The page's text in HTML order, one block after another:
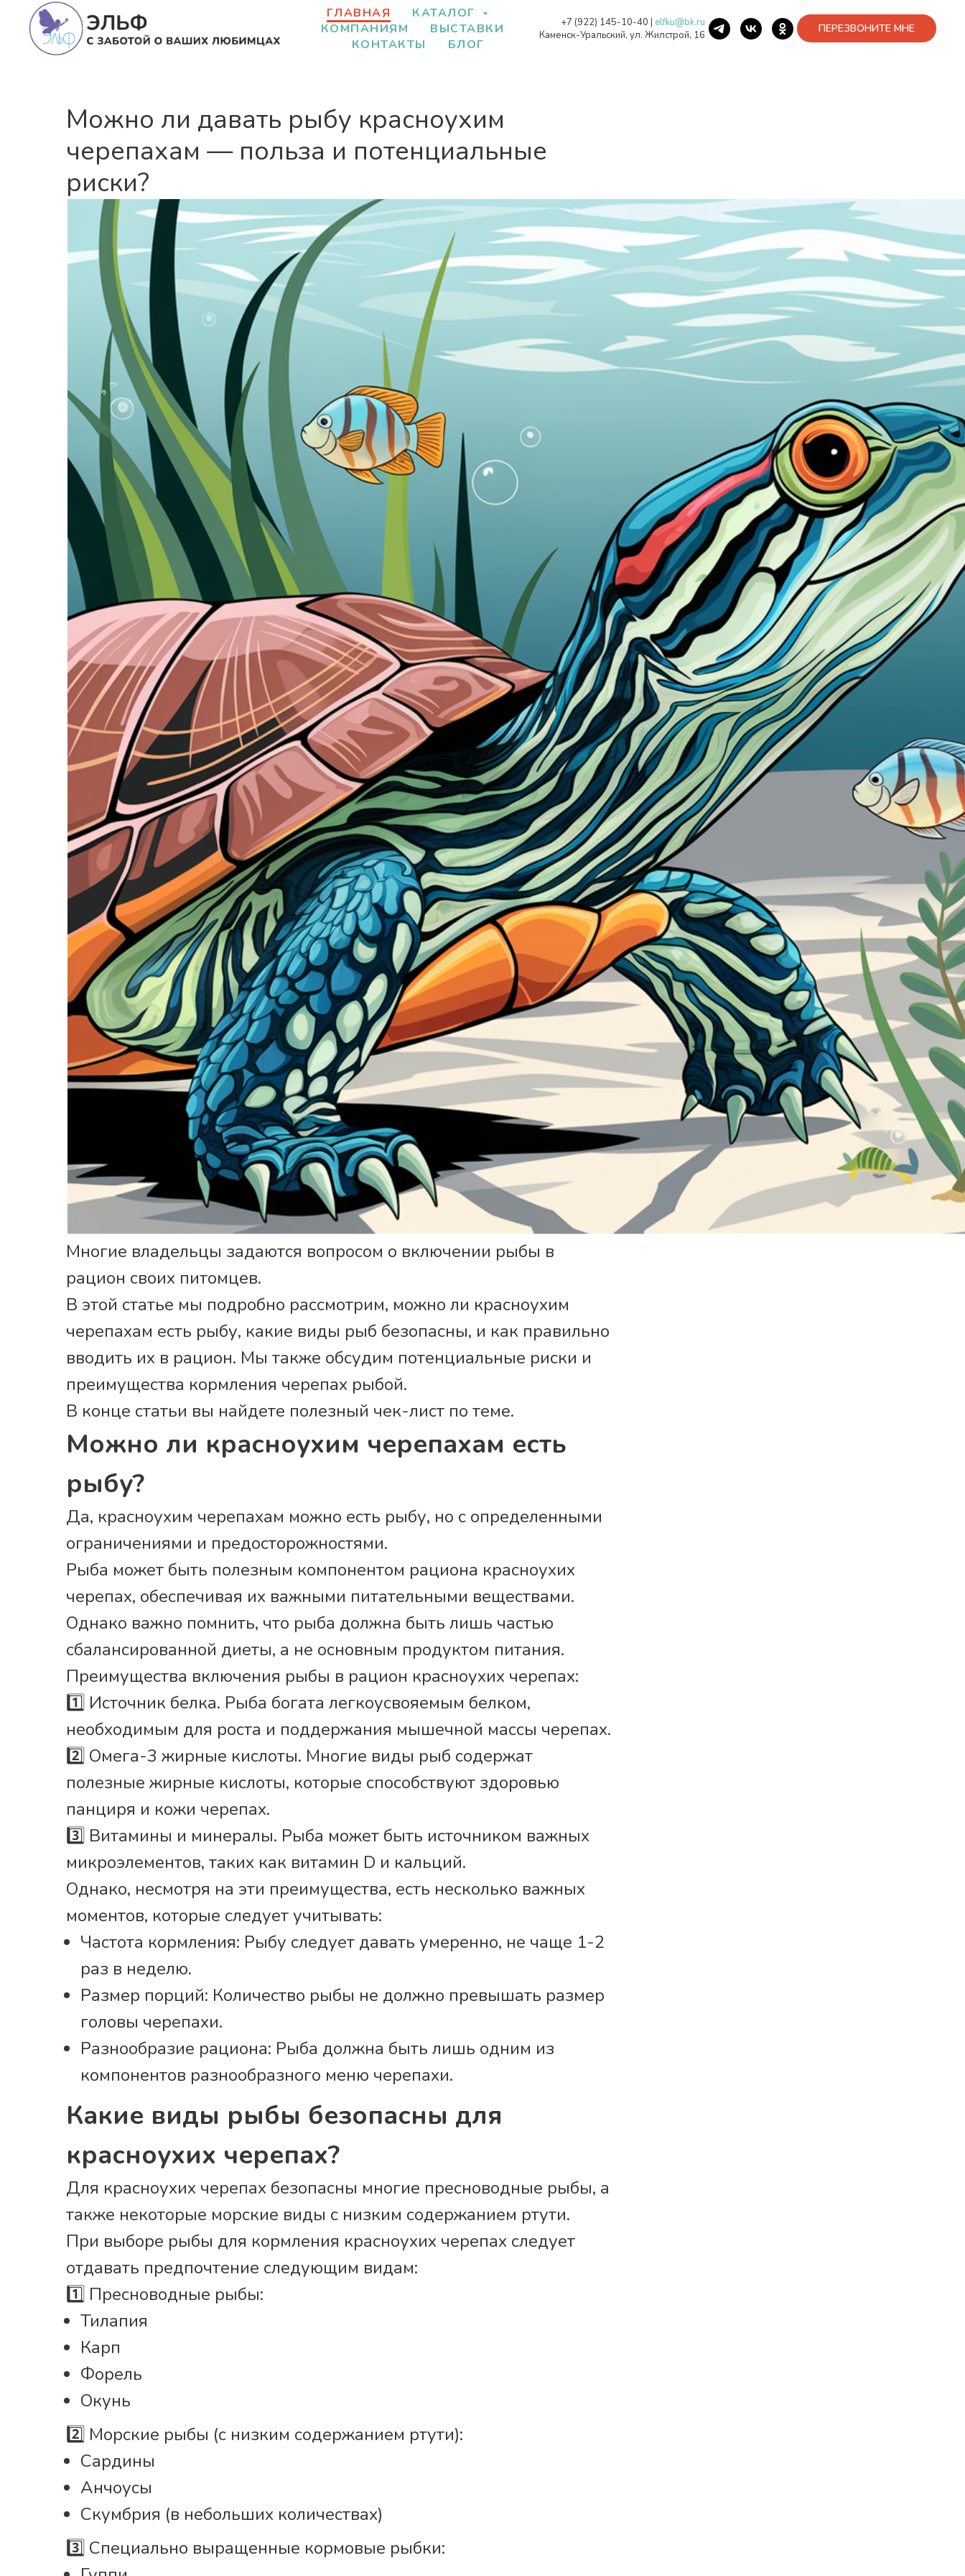
ГЛАВНАЯ
КАТАЛОГ
КОМПАНИЯМ
ВЫСТАВКИ
КОНТАКТЫ
БЛОГ
+7 (922) 145-10-40 | elfku@bk.ru
Каменск-Уральский, ул. Жилстрой, 16
ПЕРЕЗВОНИТЕ МНЕ
Можно ли давать рыбу красноухим
черепахам — польза и потенциальные
риски?
Многие владельцы задаются вопросом о включении рыбы в
рацион своих питомцев.
В этой статье мы подробно рассмотрим, можно ли красноухим
черепахам есть рыбу, какие виды рыб безопасны, и как правильно
вводить их в рацион. Мы также обсудим потенциальные риски и
преимущества кормления черепах рыбой.
В конце статьи вы найдете полезный чек-лист по теме.
Можно ли красноухим черепахам есть
рыбу?
Да, красноухим черепахам можно есть рыбу, но с определенными
ограничениями и предосторожностями.
Рыба может быть полезным компонентом рациона красноухих
черепах, обеспечивая их важными питательными веществами.
Однако важно помнить, что рыба должна быть лишь частью
сбалансированной диеты, а не основным продуктом питания.
Преимущества включения рыбы в рацион красноухих черепах:
1️⃣ Источник белка. Рыба богата легкоусвояемым белком,
необходимым для роста и поддержания мышечной массы черепах.
2️⃣ Омега-3 жирные кислоты. Многие виды рыб содержат
полезные жирные кислоты, которые способствуют здоровью
панциря и кожи черепах.
3️⃣ Витамины и минералы. Рыба может быть источником важных
микроэлементов, таких как витамин D и кальций.
Однако, несмотря на эти преимущества, есть несколько важных
моментов, которые следует учитывать:
Частота кормления: Рыбу следует давать умеренно, не чаще 1-2
раз в неделю.
Размер порций: Количество рыбы не должно превышать размер
головы черепахи.
Разнообразие рациона: Рыба должна быть лишь одним из
компонентов разнообразного меню черепахи.
Какие виды рыбы безопасны для
красноухих черепах?
Для красноухих черепах безопасны многие пресноводные рыбы, а
также некоторые морские виды с низким содержанием ртути.
При выборе рыбы для кормления красноухих черепах следует
отдавать предпочтение следующим видам:
1️⃣ Пресноводные рыбы:
Тилапия
Карп
Форель
Окунь
2️⃣ Морские рыбы (с низким содержанием ртути):
Сардины
Анчоусы
Скумбрия (в небольших количествах)
3️⃣ Специально выращенные кормовые рыбки: